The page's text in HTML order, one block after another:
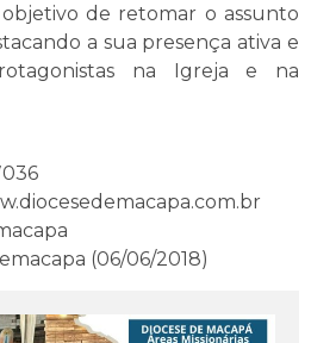
de retomar o assunto
a sua presença ativa e
na Igreja e na
(06/06/2018)